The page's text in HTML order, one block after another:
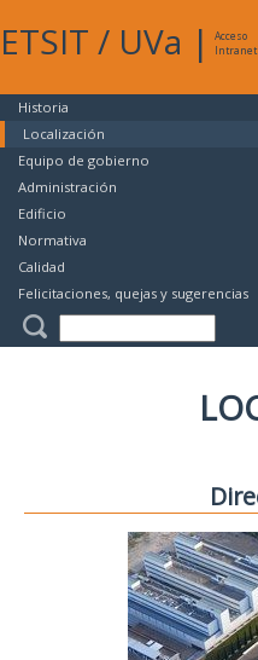
ETSIT / UVa |
Acceso
Intranet
Historia
Localización
Equipo de gobierno
Administración
Edificio
Normativa
Calidad
Felicitaciones, quejas y sugerencias